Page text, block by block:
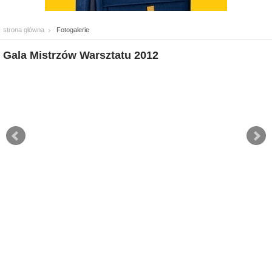
strona główna Fotogalerie
Gala Mistrzów Warsztatu 2012